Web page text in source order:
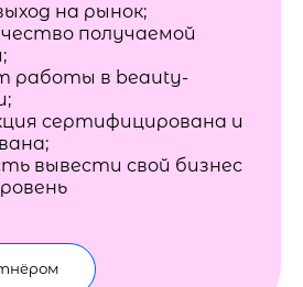
на рынок;
получаемой
работы в beauty-
сертифицирована и
вывести свой бизнес